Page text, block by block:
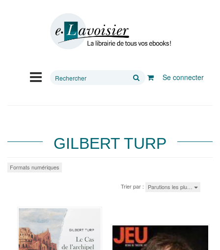
Rechercher
Se connecter
GILBERT TURP
Formats numériques
Trier par : Parutions les plu…